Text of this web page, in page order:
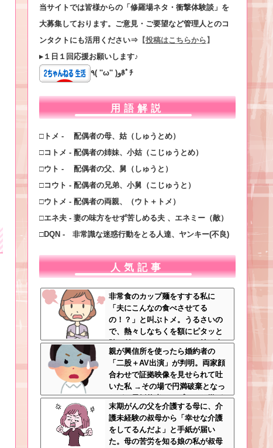
当サイトでは皆様からの「修羅場ネタ・衝撃体験談」を
大募集しております。ご意見・ご要望など管理人とのコ
ンタクトにも活用ください⇒ 【投稿はこちらから 】
▸１日１回応援お願いします♪
٩( ''ω'' )وﾎﾟﾁ
用語解説
□トメ - 配偶者の母、姑（しゅうとめ）
□コトメ - 配偶者の姉妹、小姑（こじゅうとめ）
□ウト - 配偶者の父、舅（しゅうと）
□コウト - 配偶者の兄弟、小舅（こじゅうと）
□ウトメ - 配偶者の両親、（ウト＋トメ）
□エネ夫 - 妻の味方をせず苦しめる夫 、エネミー（敵）
□DQN - 非常識な迷惑行動をとる人達、ヤンキー(不良)
人気記事
非常食のカップ麺をすする私に
「夫にこんなの食べさせてる
の！？」と叫ぶトメ。うるさいの
で、熱々しなちくを額にピタッと
貼り付け、チャーシューを持ち上
げたらｗｗｗｗｗ
親が興信所を使ったら婚約者の
「二股＋AV出演」が判明。両家顔
合わせで証拠映像を見せられて吐
いた私 →その場で円満破棄となっ
たが、元婚約者カップルから嫌が
らせが始まって・・・
末期がんの父を介護する母に、介
護未経験の叔母から「幸せな介護
をしてるんだよ」と手紙が届い
た。母の苦労を知る娘の私が叔母